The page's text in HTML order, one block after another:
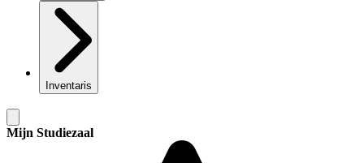
Inventaris
Mijn Studiezaal